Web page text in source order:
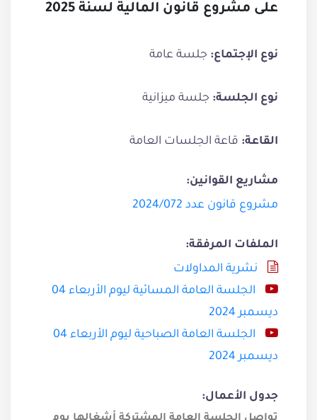
على مشروع قانون المالية لسنة 2025
نوع الإجتماع: جلسة عامة
نوع الجلسة: جلسة ميزانية
القاعة: قاعة الجلسات العامة
مشاريع القوانين:
مشروع قانون عدد 2024/072
الملفات المرفقة:
نشرية المداولات
الجلسة العامة المسائية ليوم الأربعاء 04
ديسمبر 2024
الجلسة العامة الصباحية ليوم الأربعاء 04
ديسمبر 2024
جدول الأعمال: